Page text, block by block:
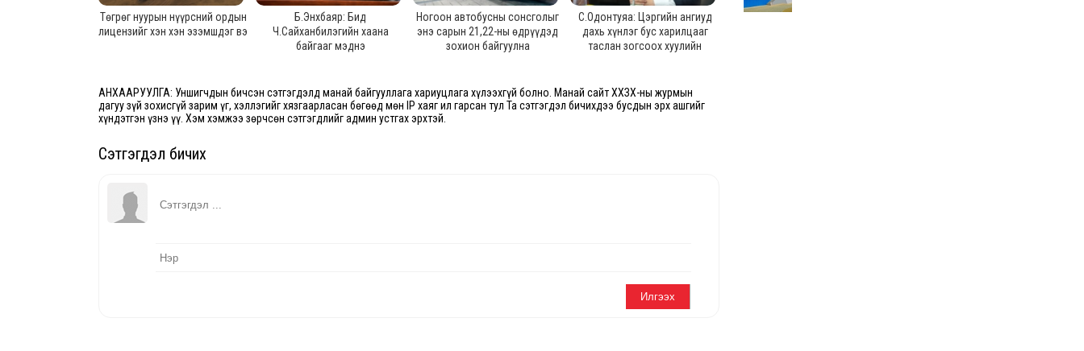
Төгрөг нуурын нүүрсний ордын
лицензийг хэн хэн эзэмшдэг вэ
Б.Энхбаяр: Бид
Ч.Сайханбилэгийн хаана
байгааг мэднэ
Ногоон автобусны сонсголыг
энэ сарын 21,22-ны өдрүүдэд
зохион байгуулна
С.Одонтуяа: Цэргийн ангиуд
дахь хүнлэг бус харилцааг
таслан зогсоох хуулийн
АНХААРУУЛГА: Уншигчдын бичсэн сэтгэгдэлд манай байгууллага хариуцлага хүлээхгүй болно. Манай сайт ХХЗХ-ны журмын
дагуу зүй зохисгүй зарим үг, хэллэгийг хязгаарласан бөгөөд мөн IP хаяг ил гарсан тул Та сэтгэгдэл бичихдээ бусдын эрх ашгийг
хүндэтгэн үзнэ үү. Хэм хэмжээ зөрчсөн сэтгэгдлийг админ устгах эрхтэй.
Сэтгэгдэл бичих